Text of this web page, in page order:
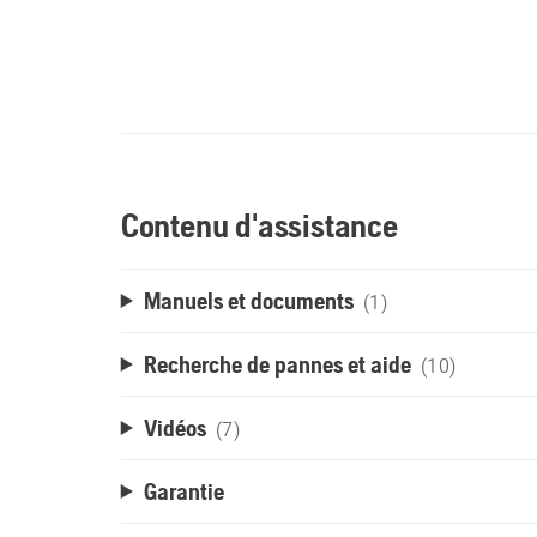
Contenu d'assistance
Manuels et documents (1)
Recherche de pannes et aide (10)
Vidéos (7)
Garantie